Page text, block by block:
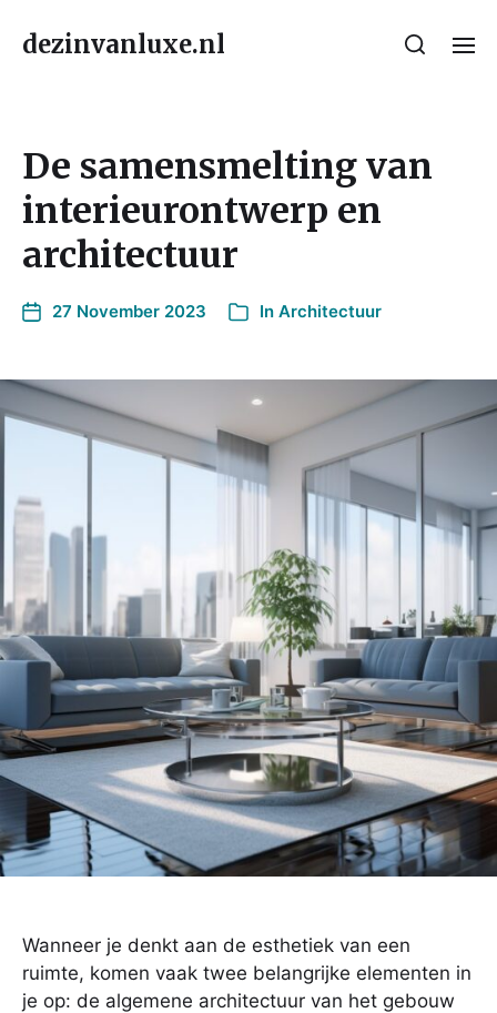
dezinvanluxe.nl
De samensmelting van
interieurontwerp en
architectuur
27 November 2023 In Architectuur
Wanneer je denkt aan de esthetiek van een
ruimte, komen vaak twee belangrijke elementen in
je op: de algemene architectuur van het gebouw